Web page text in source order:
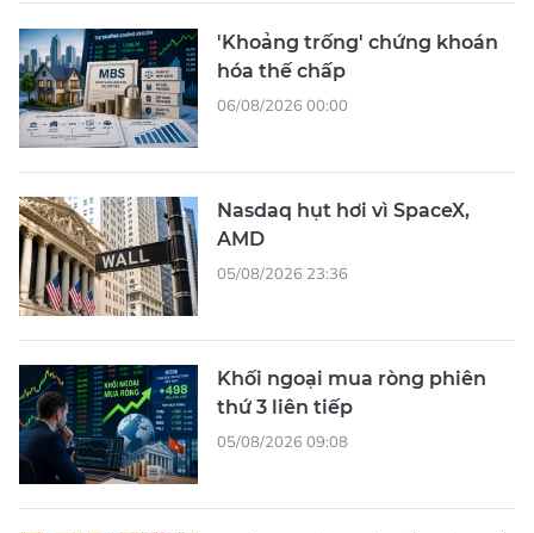
'Khoảng trống' chứng khoán
hóa thế chấp
06/08/2026 00:00
Nasdaq hụt hơi vì SpaceX,
AMD
05/08/2026 23:36
Khối ngoại mua ròng phiên
thứ 3 liên tiếp
05/08/2026 09:08